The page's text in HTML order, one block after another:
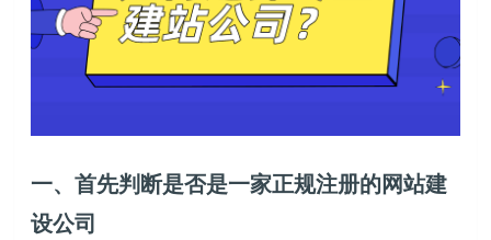
一、首先判断是否是一家正规注册的网站建
设公司